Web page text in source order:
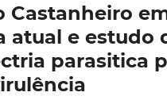
Castanheiro
atual e estudo
parasitica